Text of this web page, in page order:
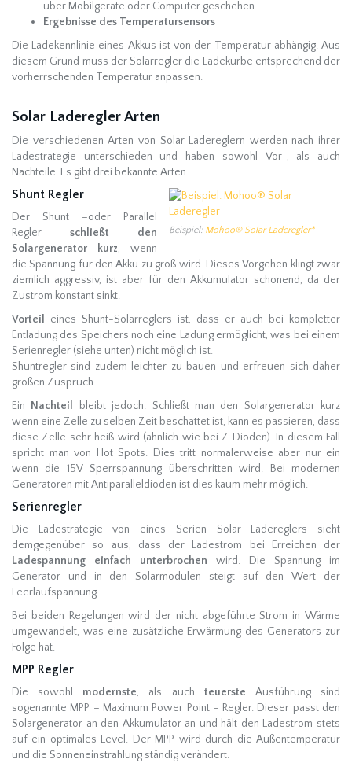
über Mobilgeräte oder Computer geschehen.
Ergebnisse des Temperatursensors
Die Ladekennlinie eines Akkus ist von der Temperatur abhängig. Aus
diesem Grund muss der Solarregler die Ladekurbe entsprechend der
vorherrschenden Temperatur anpassen.
Solar Laderegler Arten
Die verschiedenen Arten von Solar Ladereglern werden nach ihrer
Ladestrategie unterschieden und haben sowohl Vor-, als auch
Nachteile. Es gibt drei bekannte Arten.
Beispiel: Mohoo® Solar Laderegler*
Shunt Regler
Der Shunt –oder Parallel
Regler schließt den
Solargenerator kurz, wenn
die Spannung für den Akku zu groß wird. Dieses Vorgehen klingt zwar
ziemlich aggressiv, ist aber für den Akkumulator schonend, da der
Zustrom konstant sinkt.
Vorteil
eines Shunt-Solarreglers ist, dass er auch bei kompletter
Entladung des Speichers noch eine Ladung ermöglicht, was bei einem
Serienregler (siehe unten) nicht möglich ist.
Shuntregler sind zudem leichter zu bauen und erfreuen sich daher
großen Zuspruch.
Ein
Nachteil
bleibt jedoch: Schließt man den Solargenerator kurz
wenn eine Zelle zu selben Zeit beschattet ist, kann es passieren, dass
diese Zelle sehr heiß wird (ähnlich wie bei Z Dioden). In diesem Fall
spricht man von Hot Spots. Dies tritt normalerweise aber nur ein
wenn die 15V Sperrspannung überschritten wird. Bei modernen
Generatoren mit Antiparalleldioden ist dies kaum mehr möglich.
Serienregler
Die Ladestrategie von eines Serien Solar Ladereglers sieht
demgegenüber so aus, dass der Ladestrom bei Erreichen der
Ladespannung einfach unterbrochen wird. Die Spannung im
Generator und in den Solarmodulen steigt auf den Wert der
Leerlaufspannung.
Bei beiden Regelungen wird der nicht abgeführte Strom in Wärme
umgewandelt, was eine zusätzliche Erwärmung des Generators zur
Folge hat.
MPP Regler
Die sowohl modernste, als auch teuerste Ausführung sind
sogenannte MPP – Maximum Power Point – Regler. Dieser passt den
Solargenerator an den Akkumulator an und hält den Ladestrom stets
auf ein optimales Level. Der MPP wird durch die Außentemperatur
und die Sonneneinstrahlung ständig verändert.